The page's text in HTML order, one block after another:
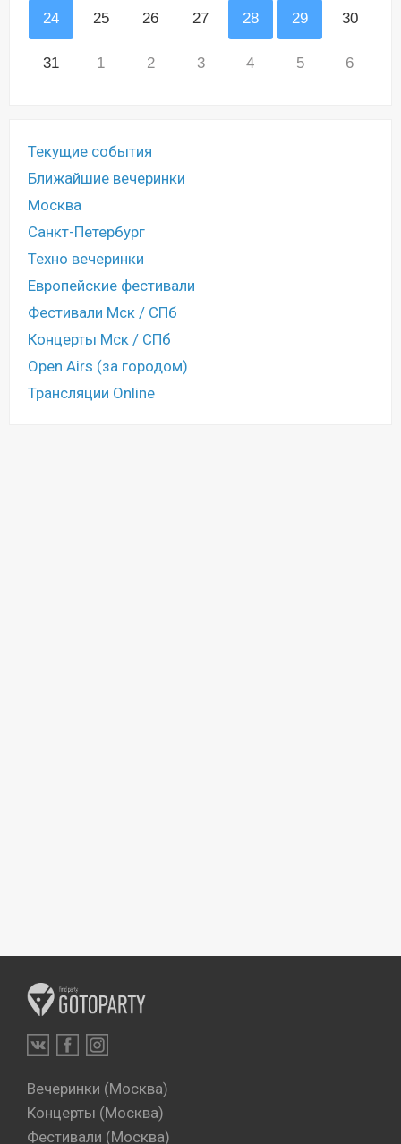
24 25 26 27 28 29 30
31 1 2 3 4 5 6
Текущие события
Ближайшие вечеринки
Москва
Санкт-Петербург
Техно вечеринки
Европейские фестивали
Фестивали Мск / СПб
Концерты Мск / СПб
Open Airs (за городом)
Трансляции Online
Вечеринки (Москва)
Концерты (Москва)
Фестивали (Москва)